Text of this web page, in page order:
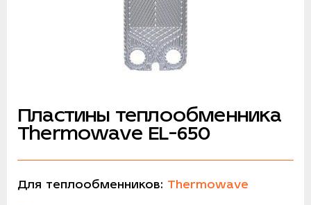
Пластины теплообменника
Thermowave EL-650
Для теплообменников: Thermowave